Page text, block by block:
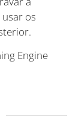
os
Engine